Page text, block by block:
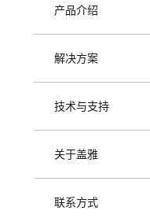
产品介绍
解决方案
技术与支持
关于盖雅
联系方式